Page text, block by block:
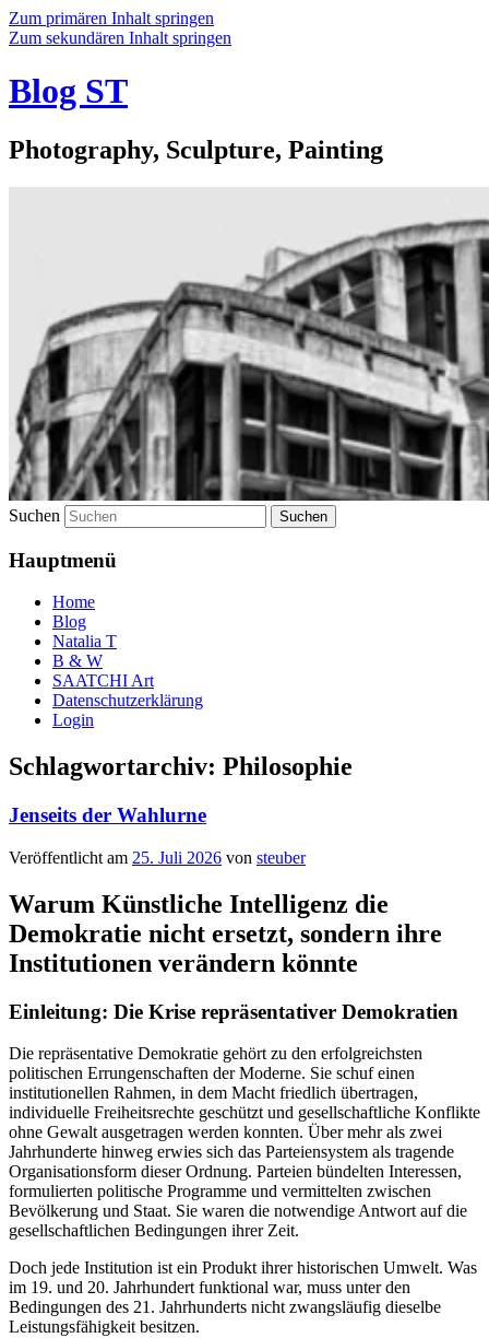
Zum primären Inhalt springen
Zum sekundären Inhalt springen
Blog ST
Photography, Sculpture, Painting
Suchen
Hauptmenü
Home
Blog
Natalia T
B & W
SAATCHI Art
Datenschutzerklärung
Login
Schlagwortarchiv: Philosophie
Jenseits der Wahlurne
Veröffentlicht am 25. Juli 2026 von steuber
Warum Künstliche Intelligenz die
Demokratie nicht ersetzt, sondern ihre
Institutionen verändern könnte
Einleitung: Die Krise repräsentativer Demokratien
Die repräsentative Demokratie gehört zu den erfolgreichsten
politischen Errungenschaften der Moderne. Sie schuf einen
institutionellen Rahmen, in dem Macht friedlich übertragen,
individuelle Freiheitsrechte geschützt und gesellschaftliche Konflikte
ohne Gewalt ausgetragen werden konnten. Über mehr als zwei
Jahrhunderte hinweg erwies sich das Parteiensystem als tragende
Organisationsform dieser Ordnung. Parteien bündelten Interessen,
formulierten politische Programme und vermittelten zwischen
Bevölkerung und Staat. Sie waren die notwendige Antwort auf die
gesellschaftlichen Bedingungen ihrer Zeit.
Doch jede Institution ist ein Produkt ihrer historischen Umwelt. Was
im 19. und 20. Jahrhundert funktional war, muss unter den
Bedingungen des 21. Jahrhunderts nicht zwangsläufig dieselbe
Leistungsfähigkeit besitzen.